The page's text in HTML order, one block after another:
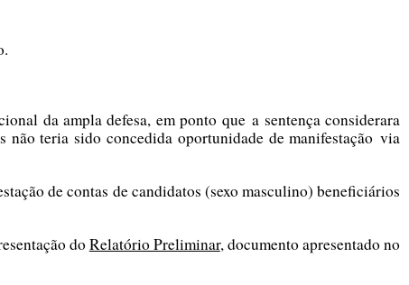
da ampla defesa, em ponto que a sentença considerara
teria sido concedida oportunidade de manifestação via
de contas de candidatos (sexo masculino) beneficiários
do Relatório Preliminar, documento apresentado no